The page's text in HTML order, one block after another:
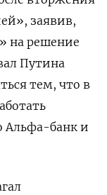
заявив,
на решение
Путина
тем, что в
Альфа-банк и